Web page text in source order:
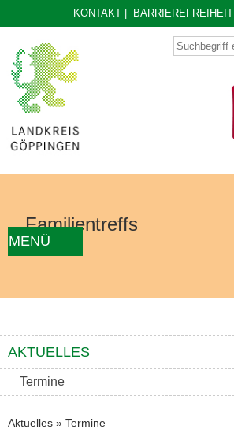
KONTAKT BARRIEREFREIHEIT
MENÜ
KONZEPT KONTAKTE
Familientreffs
AKTUELLES
Termine
Aktuelles » Termine